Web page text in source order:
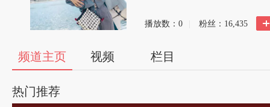
播放数： 0 粉丝： 16,435
频道主页 视频 栏目
热门推荐